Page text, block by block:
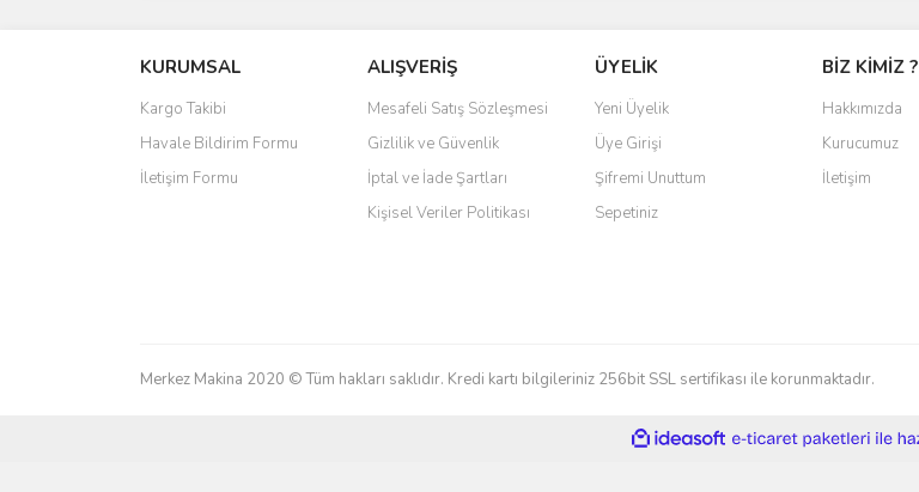
KURUMSAL
Kargo Takibi
Havale Bildirim Formu
İletişim Formu
ALIŞVERİŞ
Mesafeli Satış Sözleşmesi
Gizlilik ve Güvenlik
İptal ve İade Şartları
Kişisel Veriler Politikası
ÜYELİK
Yeni Üyelik
Üye Girişi
Şifremi Unuttum
Sepetiniz
BİZ KİMİZ ?
Hakkımızda
Kurucumuz
İletişim
Merkez Makina 2020 © Tüm hakları saklıdır. Kredi kartı bilgileriniz 256bit SSL sertifikası ile korunmaktadır.
ideasoft
e-